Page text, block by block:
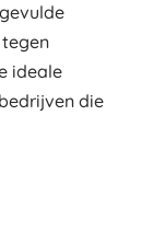
ideale
die